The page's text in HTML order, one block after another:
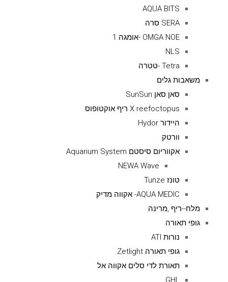
AQUA BITS
SERA סרה
OMGA NOE -אומגה 1
NLS
Tetra -טטרה
משאבות גלים
סאן סאן SunSun
X reefoctopus ריף אוקטופוס
היידור Hydor
וורטק
אקווריום סיסטם Aquarium System
NEWA Wave
טונז Tunze
AQUA MEDIC- אקווה מדיק
מלח--ריף ,מרינה
גופי תאורה
נורות ATI
גופי תאורה Zetlight
תאורת לדי סלים אקווה אל